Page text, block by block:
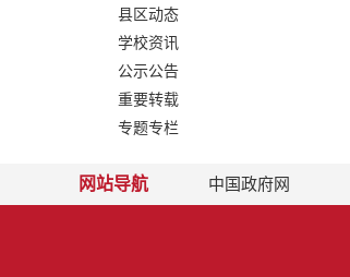
县区动态
学校资讯
公示公告
重要转载
专题专栏
网站导航 中国政府网